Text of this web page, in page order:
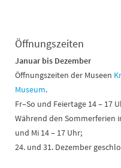
Öffnungszeiten
Januar bis Dezember
Öffnungszeiten der Museen
Museum.
Fr–So und Feiertage 14 – 17
Während den Sommerferien
und Mi 14 – 17 Uhr;
24. und 31. Dezember